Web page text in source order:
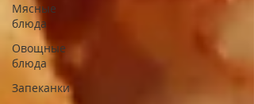
Мясные
блюда
Овощные
блюда
Запеканки